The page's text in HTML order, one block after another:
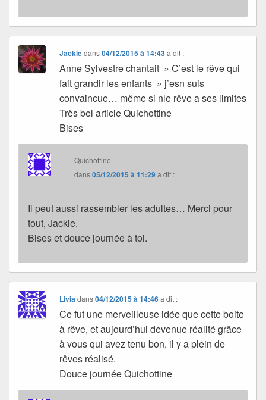
Jackiedans04/12/2015 à 14:43 a dit :
Anne Sylvestre chantait » C’est le rêve qui
fait grandir les enfants » j’esn suis
convaincue… même si nle rêve a ses limites
Très bel article Quichottine
Bises
Quichottine
dans05/12/2015 à 11:29a dit :
Il peut aussi rassembler les adultes… Merci pour
tout, Jackie.
Bises et douce journée à toi.
Liviadans04/12/2015 à 14:46 a dit :
Ce fut une merveilleuse idée que cette boite
à rêve, et aujourd’hui devenue réalité grâce
à vous qui avez tenu bon, il y a plein de
rêves réalisé.
Douce journée Quichottine